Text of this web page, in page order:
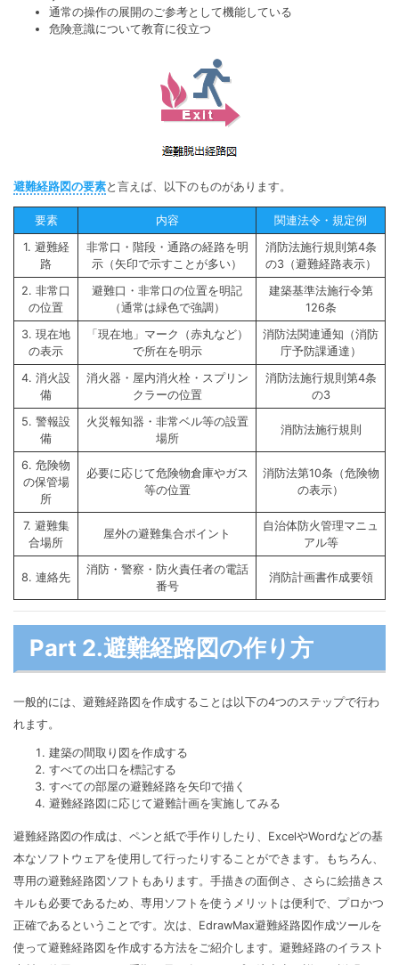
通常の操作の展開のご参考として機能している
危険意識について教育に役立つ
避難経路図の要素と言えば、以下のものがあります。
要素 内容
関連法令・規定例
1. 避難経
路
非常口・階段・通路の経路を明
示（矢印で示すことが多い）
消防法施行規則第4条
の3（避難経路表示）
2. 非常口
の位置
避難口・非常口の位置を明記
（通常は緑色で強調）
建築基準法施行令第
126条
3. 現在地
の表示
「現在地」マーク（赤丸など）
で所在を明示
消防法関連通知（消防
庁予防課通達）
4. 消火設
備
消火器・屋内消火栓・スプリン
クラーの位置
消防法施行規則第4条
の3
5. 警報設
備
火災報知器・非常ベル等の設置
場所
消防法施行規則
6. 危険物
の保管場
所
必要に応じて危険物倉庫やガス
等の位置
消防法第10条（危険物
の表示）
7. 避難集
合場所
屋外の避難集合ポイント
自治体防火管理マニュ
アル等
8. 連絡先
消防・警察・防火責任者の電話
番号
消防計画書作成要領
Part 2.避難経路図の作り方
一般的には、避難経路図を作成することは以下の4つのステップで行わ
れます。
建築の間取り図を作成する
すべての出口を標記する
すべての部屋の避難経路を矢印で描く
避難経路図に応じて避難計画を実施してみる
避難経路図の作成は、ペンと紙で手作りしたり、ExcelやWordなどの基
本なソフトウェアを使用して行ったりすることができます。もちろん、
専用の避難経路図ソフトもあります。手描きの面倒さ、さらに絵描きス
キルも必要であるため、専用ソフトを使うメリットは便利で、プロかつ
正確であるということです。次は、EdrawMax避難経路図作成ツールを
使って避難経路図を作成する方法をご紹介します。避難経路のイラスト